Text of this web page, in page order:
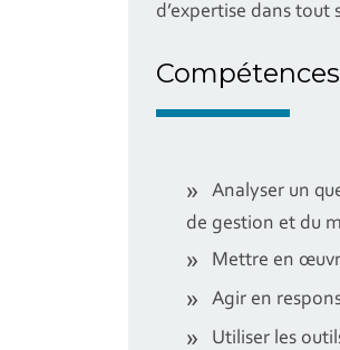
d’expertise dans tout
Analyser un
de gestion et du
Mettre en
Agir en
Utiliser les